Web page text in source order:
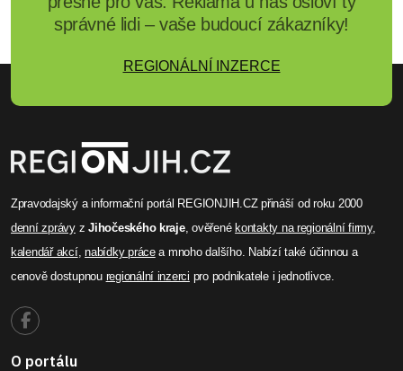
správné lidi – vaše budoucí zákazníky!
REGIONÁLNÍ INZERCE
Zpravodajský a informační portál REGIONJIH.CZ přináší od roku 2000
denní zprávyzJihočeského kraje, ověřenékontakty na regionální firmy,
kalendář akcí,nabídky prácea mnoho dalšího. Nabízí také účinnou a
cenově dostupnou regionální inzerci pro podnikatele i jednotlivce.
O portálu